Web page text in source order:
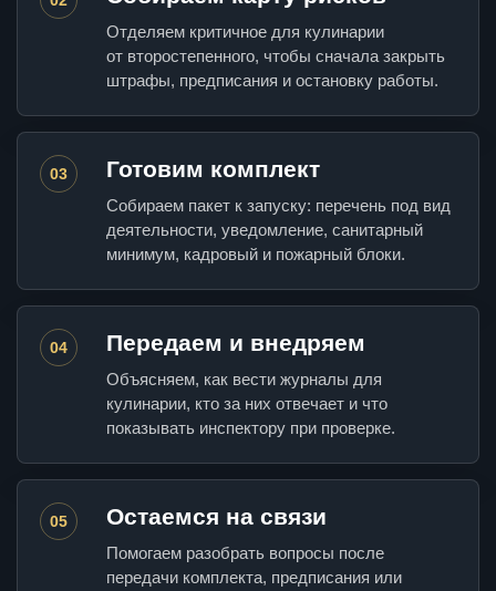
Отделяем критичное для кулинарии
от второстепенного, чтобы сначала закрыть
штрафы, предписания и остановку работы.
03 Готовим комплект
Собираем пакет к запуску: перечень под вид
деятельности, уведомление, санитарный
минимум, кадровый и пожарный блоки.
04 Передаем и внедряем
Объясняем, как вести журналы для
кулинарии, кто за них отвечает и что
показывать инспектору при проверке.
05 Остаемся на связи
Помогаем разобрать вопросы после
передачи комплекта, предписания или